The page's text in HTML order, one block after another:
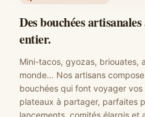
Des bouchées
entier.
Mini-tacos, gyozas, briouates,
monde… Nos artisans
bouchées qui font voyager vos
plateaux à partager, parfaites